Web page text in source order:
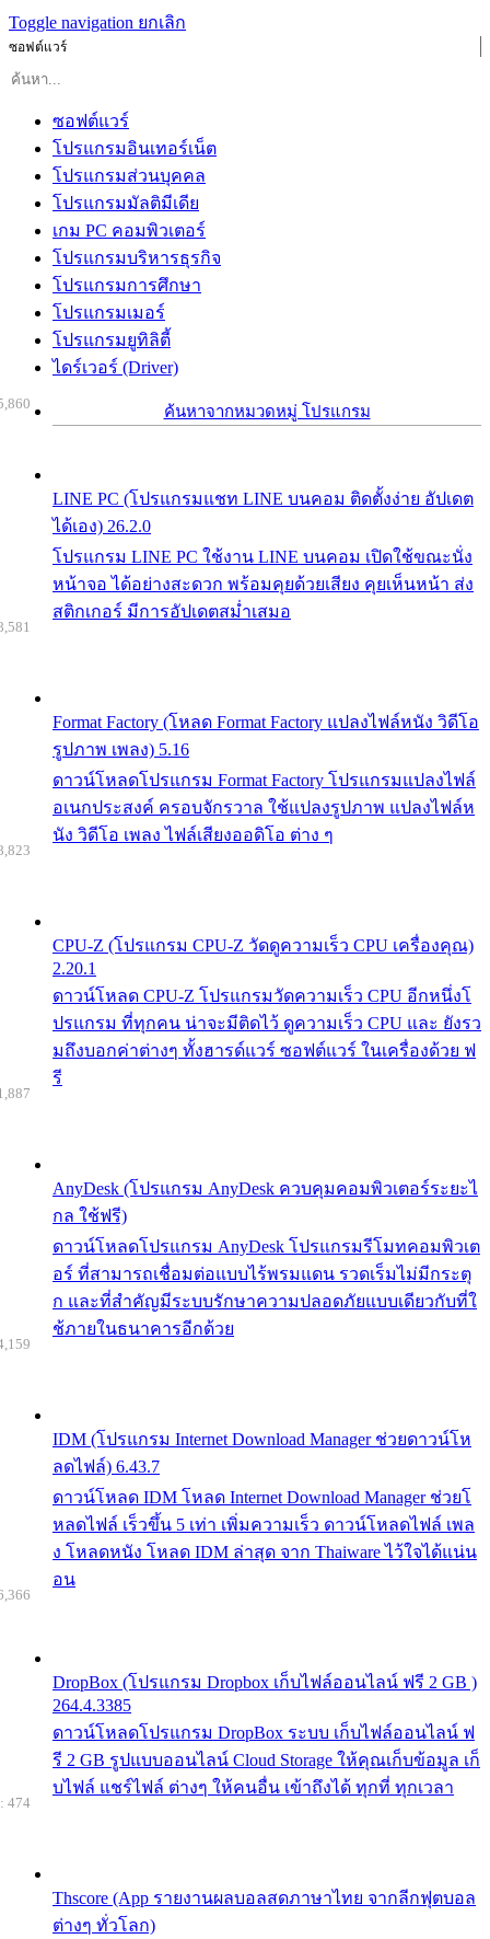
Toggle navigation ยกเลิก
ซอฟต์แวร์
ซอฟต์แวร์
โปรแกรมอินเทอร์เน็ต
โปรแกรมส่วนบุคคล
โปรแกรมมัลติมีเดีย
เกม PC คอมพิวเตอร์
โปรแกรมบริหารธุรกิจ
โปรแกรมการศึกษา
โปรแกรมเมอร์
โปรแกรมยูทิลิตี้
ไดร์เวอร์ (Driver)
ค้นหาจากหมวดหมู่ โปรแกรม
LINE PC (โปรแกรมแชท LINE บนคอม ติดตั้งง่าย อัปเดต
ได้เอง) 26.2.0
โปรแกรม LINE PC ใช้งาน LINE บนคอม เปิดใช้ขณะนั่ง
หน้าจอ ได้อย่างสะดวก พร้อมคุยด้วยเสียง คุยเห็นหน้า ส่ง
สติกเกอร์ มีการอัปเดตสม่ำเสมอ
Format Factory (โหลด Format Factory แปลงไฟล์หนัง วิดีโอ
รูปภาพ เพลง) 5.16
ดาวน์โหลดโปรแกรม Format Factory โปรแกรมแปลงไฟล์
อเนกประสงค์ ครอบจักรวาล ใช้แปลงรูปภาพ แปลงไฟล์ห
นัง วิดีโอ เพลง ไฟล์เสียงออดิโอ ต่าง ๆ
CPU-Z (โปรแกรม CPU-Z วัดดูความเร็ว CPU เครื่องคุณ)
2.20.1
ดาวน์โหลด CPU-Z โปรแกรมวัดความเร็ว CPU อีกหนึ่งโ
ปรแกรม ที่ทุกคน น่าจะมีติดไว้ ดูความเร็ว CPU และ ยังรว
มถึงบอกค่าต่างๆ ทั้งฮารด์แวร์ ซอฟต์แวร์ ในเครื่องด้วย ฟ
รี
AnyDesk (โปรแกรม AnyDesk ควบคุมคอมพิวเตอร์ระยะไ
กล ใช้ฟรี)
ดาวน์โหลดโปรแกรม AnyDesk โปรแกรมรีโมทคอมพิวเต
อร์ ที่สามารถเชื่อมต่อแบบไร้พรมแดน รวดเร็มไม่มีกระตุ
ก และที่สำคัญมีระบบรักษาความปลอดภัยแบบเดียวกับที่ใ
ช้ภายในธนาคารอีกด้วย
IDM (โปรแกรม Internet Download Manager ช่วยดาวน์โห
ลดไฟล์) 6.43.7
ดาวน์โหลด IDM โหลด Internet Download Manager ช่วยโ
หลดไฟล์ เร็วขึ้น 5 เท่า เพิ่มความเร็ว ดาวน์โหลดไฟล์ เพล
ง โหลดหนัง โหลด IDM ล่าสุด จาก Thaiware ไว้ใจได้แน่น
อน
DropBox (โปรแกรม Dropbox เก็บไฟล์ออนไลน์ ฟรี 2 GB )
264.4.3385
ดาวน์โหลดโปรแกรม DropBox ระบบ เก็บไฟล์ออนไลน์ ฟ
รี 2 GB รูปแบบออนไลน์ Cloud Storage ให้คุณเก็บข้อมูล เก็
บไฟล์ แชร์ไฟล์ ต่างๆ ให้คนอื่น เข้าถึงได้ ทุกที่ ทุกเวลา
Thscore (App รายงานผลบอลสดภาษาไทย จากลีกฟุตบอล
ต่างๆ ทั่วโลก)
474